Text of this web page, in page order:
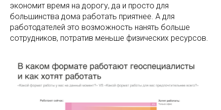
экономит время на дорогу, да и просто для
большинства дома работать приятнее. А для
работодателей это возможность нанять больше
сотрудников, потратив меньше физических ресурсов.